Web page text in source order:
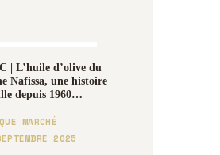
&
| L’huile d’olive du
Nafissa, une histoire
depuis 1960…
MARCHÉ
2025